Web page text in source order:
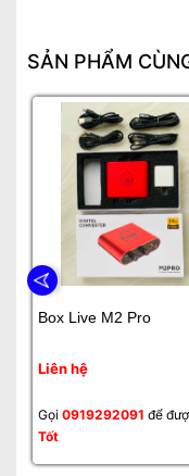
SẢN PHẨM
Box Live M2 Pro
Liên hệ
Gọi 0919292091 để
Tốt